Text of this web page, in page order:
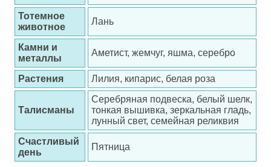
Тотемное
животное
Лань
Камни и
металлы
Аметист, жемчуг, яшма, серебро
Растения Лилия, кипарис, белая роза
Талисманы
Серебряная подвеска, белый шелк,
тонкая вышивка, зеркальная гладь,
лунный свет, семейная реликвия
Счастливый
день
Пятница